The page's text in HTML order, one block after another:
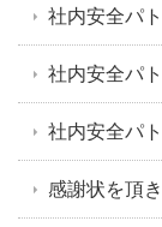
社内安全パ
社内安全パ
社内安全パ
感謝状を頂